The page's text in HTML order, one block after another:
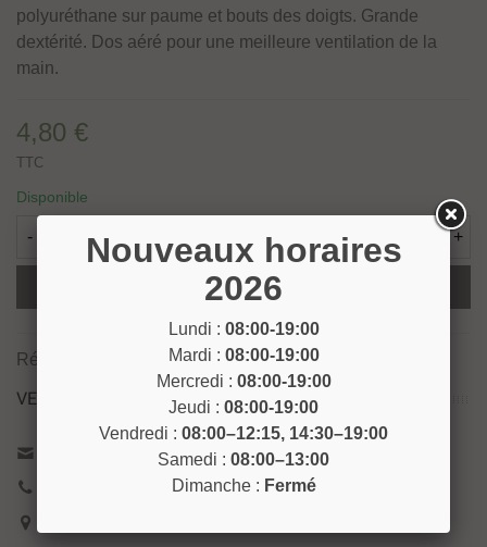
polyuréthane sur paume et bouts des doigts. Grande
dextérité. Dos aéré pour une meilleure ventilation de la
main.
4,80 €
TTC
Disponible
- +
Ajouter Au Panier
Référence: GANT13
VENEZ NOUS RENCONTRER !
Contactez-nous
Nouveaux horaires
2026
Lundi : 08:00-19:00
Mardi : 08:00-19:00
Mercredi : 08:00-19:00
Jeudi : 08:00-19:00
Vendredi : 08:00–12:15, 14:30–19:00
Samedi : 08:00–13:00
Dimanche : Fermé